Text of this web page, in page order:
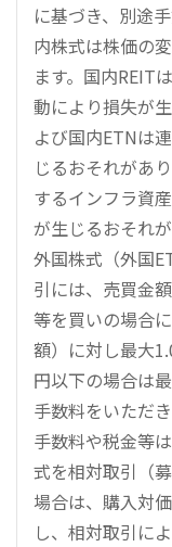
に基づき、別途
内株式は株価の
ます。国内REIT
動により損失が
よび国内ETNは
じるおそれがあ
するインフラ資
が生じるおそれが
外国株式（外国
引には、売買金
等を買いの場合
額）に対し最大
円以下の場合は
手数料をいただ
手数料や税金等
式を相対取引（
場合は、購入対
し、相対取引に